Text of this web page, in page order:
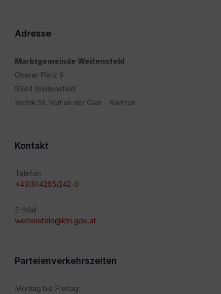
Adresse
Marktgemeinde Weitensfeld
Oberer Platz 9
9344 Weitensfeld
Bezirk St. Veit an der Glan – Kärnten
Kontakt
Telefon
+43(0)4265/242-0
E-Mail
weitensfeld@ktn.gde.at
Parteienverkehrszeiten
Montag bis Freitag: